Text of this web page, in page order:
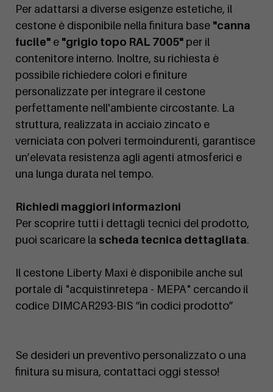
Per adattarsi a diverse esigenze estetiche, il
cestone è disponibile nella finitura base "canna
fucile" e "grigio topo RAL 7005" per il
contenitore interno. Inoltre, su richiesta è
possibile richiedere colori e finiture
personalizzate per integrare il cestone
perfettamente nell'ambiente circostante. La
struttura, realizzata in acciaio zincato e
verniciata con polveri termoindurenti, garantisce
un’elevata resistenza agli agenti atmosferici e
una lunga durata nel tempo.
Richiedi maggiori informazioni
Per scoprire tutti i dettagli tecnici del prodotto,
puoi scaricare la scheda tecnica dettagliata.
Il cestone Liberty Maxi è disponibile anche sul
portale di "acquistinretepa - MEPA" cercando il
codice DIMCAR293-BIS “in codici prodotto”
Se desideri un preventivo personalizzato o una
finitura su misura, contattaci oggi stesso!